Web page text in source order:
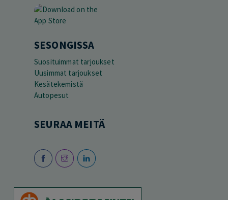
SESONGISSA
Suosituimmat tarjoukset
Uusimmat tarjoukset
Kesätekemistä
Autopesut
SEURAA MEITÄ